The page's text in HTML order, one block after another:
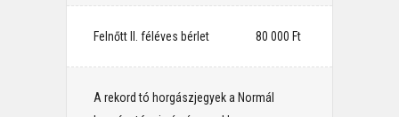
Felnőtt II. féléves bérlet ⠀80 000 Ft
A rekord tó horgászjegyek a Normál